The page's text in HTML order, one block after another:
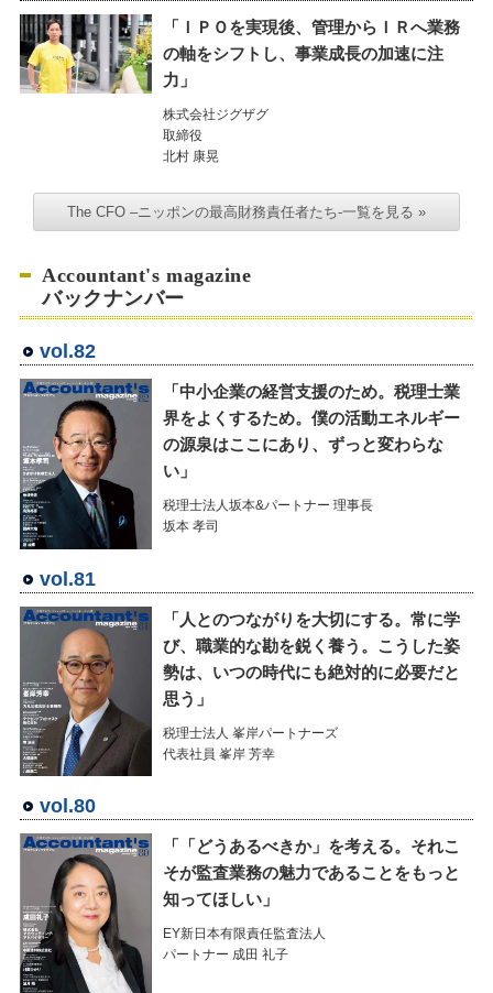
「ＩＰＯを実現後、管理からＩＲへ業務
の軸をシフトし、事業成長の加速に注
力」
株式会社ジグザグ
取締役
北村 康晃
The CFO –ニッポンの最高財務責任者たち-一覧を見る »
Accountant's magazine
バックナンバー
vol.82
「中小企業の経営支援のため。税理士業
界をよくするため。僕の活動エネルギー
の源泉はここにあり、ずっと変わらな
い」
税理士法人坂本&パートナー 理事長
坂本 孝司
vol.81
「人とのつながりを大切にする。常に学
び、職業的な勘を鋭く養う。こうした姿
勢は、いつの時代にも絶対的に必要だと
思う」
税理士法人 峯岸パートナーズ
代表社員 峯岸 芳幸
vol.80
「「どうあるべきか」を考える。それこ
そが監査業務の魅力であることをもっと
知ってほしい」
EY新日本有限責任監査法人
パートナー 成田 礼子